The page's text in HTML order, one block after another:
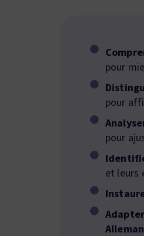
pour
pour
pour
et leurs